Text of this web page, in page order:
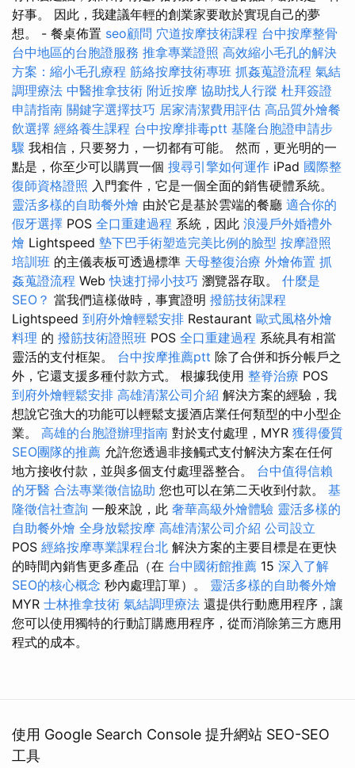
好事。 因此，我建議年輕的創業家要敢於實現自己的夢
想。 - 餐桌佈置 seo顧問 穴道按摩技術課程 台中按摩整骨
台中地區的台胞證服務 推拿專業證照 高效縮小毛孔的解決
方案：縮小毛孔療程 筋絡按摩技術專班 抓姦蒐證流程 氣結
調理療法 中醫推拿技術 附近按摩 協助找人行蹤 杜拜簽證
申請指南 關鍵字選擇技巧 居家清潔費用評估 高品質外燴餐
飲選擇 經絡養生課程 台中按摩排毒ptt 基隆台胞證申請步
驟 我相信，只要努力，一切都有可能。 然而，更光明的一
點是，你至少可以購買一個 搜尋引擎如何運作 iPad 國際整
復師資格證照 入門套件，它是一個全面的銷售硬體系統。
靈活多樣的自助餐外燴 由於它是基於雲端的餐廳 適合你的
假牙選擇 POS 全口重建過程 系統，因此 浪漫戶外婚禮外
燴 Lightspeed 墊下巴手術塑造完美比例的臉型 按摩證照
培訓班 的主儀表板可透過標準 天母整復治療 外燴佈置 抓
姦蒐證流程 Web快速打掃小技巧 瀏覽器存取。 什麼是
SEO？ 當我們這樣做時，事實證明 撥筋技術課程
Lightspeed 到府外燴輕鬆安排 Restaurant 歐式風格外燴
料理 的 撥筋技術證照班 POS 全口重建過程 系統具有相當
靈活的支付框架。 台中按摩推薦ptt 除了合併和拆分帳戶之
外，它還支援多種付款方式。 根據我使用 整脊治療 POS
到府外燴輕鬆安排 高雄清潔公司介紹 解決方案的經驗，我
想說它強大的功能可以輕鬆支援酒店業任何類型的中小型企
業。 高雄的台胞證辦理指南 對於支付處理，MYR 獲得優質
SEO團隊的推薦 允許您透過非接觸式支付解決方案在任何
地方接收付款，並與多個支付處理器整合。 台中值得信賴
的牙醫 合法專業徵信協助 您也可以在第二天收到付款。 基
隆徵信社查詢 一般來說，此 奢華高級外燴體驗 靈活多樣的
自助餐外燴 全身放鬆按摩 高雄清潔公司介紹 公司設立
POS 經絡按摩專業課程台北 解決方案的主要目標是在更快
的時間內銷售更多產品（在 台中國術館推薦 15 深入了解
SEO的核心概念 秒內處理訂單）。 靈活多樣的自助餐外燴
MYR 士林推拿技術 氣結調理療法 還提供行動應用程序，讓
您可以使用獨特的行動訂購應用程序，從而消除第三方應用
程式的成本。
使用 Google Search Console 提升網站 SEO-SEO
工具